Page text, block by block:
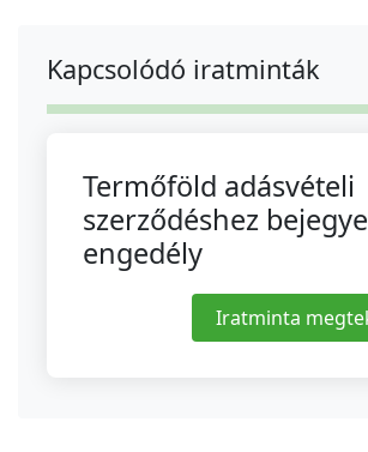
Kapcsolódó iratminták
Termőföld adásvételi
szerződéshez
engedély
Iratminta